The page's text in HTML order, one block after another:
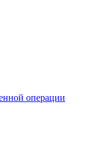
операции